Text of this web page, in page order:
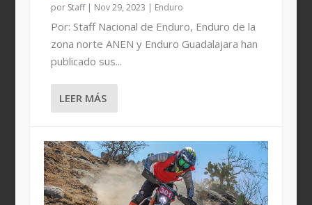
por Staff| Nov 29, 2023 | Enduro
Por: Staff Nacional de Enduro, Enduro de la
zona norte ANEN y Enduro Guadalajara han
publicado sus...
LEER MÁS